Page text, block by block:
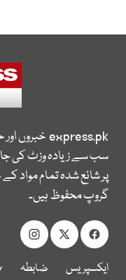
express.pkخبروں
سب سے زیادہ وزٹ کی
پر شائع شدہ تمام مواد
گروپ محفوظ ہیں۔
ایکسپریس
ضابطہ